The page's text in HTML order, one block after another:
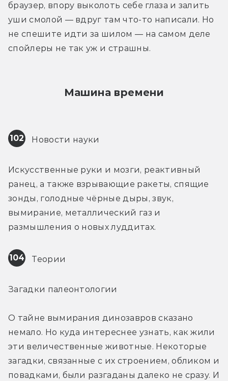
браузер, впору выколоть себе глаза и залить
уши смолой — вдруг там что-то написали. Но
не спешите идти за шилом — на самом деле
спойлеры не так уж и страшны.
Машина времени
102 Новости науки
Искусственные руки и мозги, реактивный
ранец, а также взрывающие ракеты, спящие
зонды, голодные чёрные дыры, звук,
вымирание, металлический газ и
размышления о новых луддитах.
104 Теории
Загадки палеонтологии
О тайне вымирания динозавров сказано
немало. Но куда интереснее узнать, как жили
эти величественные животные. Некоторые
загадки, связанные с их строением, обликом и
повадками, были разгаданы далеко не сразу. И